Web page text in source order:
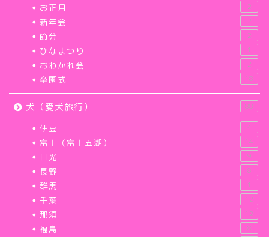
お正月 2
新年会 2
節分 2
ひなまつり 1
おわかれ会 2
卒園式 18
犬（愛犬旅行） 88
伊豆 4
富士（富士五湖） 14
日光 9
長野 8
群馬 1
千葉 12
那須 12
福島 8